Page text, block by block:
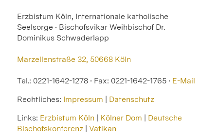
Erzbistum Köln, Internationale katholische
Seelsorge • Bischofsvikar Weihbischof Dr.
Dominikus Schwaderlapp
Marzellenstraße 32, 50668 Köln
Tel.: 0221-1642-1278 • Fax: 0221-1642-1765 • E-Mail
Rechtliches: Impressum
Datenschutz
Links: Erzbistum Köln Kölner Dom
Deutsche
Bischofskonferenz |Vatikan